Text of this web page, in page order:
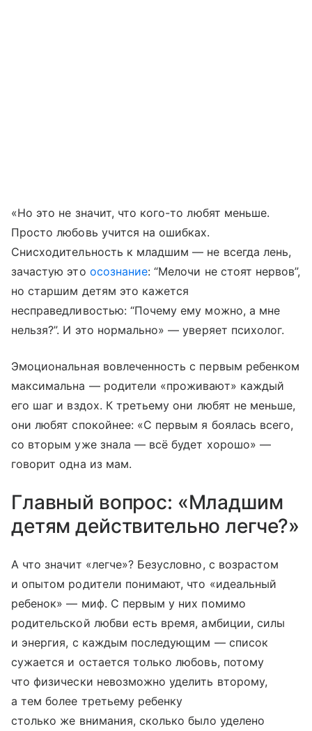
«Но это не значит, что кого-то любят меньше.
Просто любовь учится на ошибках.
Снисходительность к младшим — не всегда лень,
зачастую это осознание: “Мелочи не стоят нервов”,
но старшим детям это кажется
несправедливостью: “Почему ему можно, а мне
нельзя?”. И это нормально» — уверяет психолог.
Эмоциональная вовлеченность с первым ребенком
максимальна — родители «проживают» каждый
его шаг и вздох. К третьему они любят не меньше,
они любят спокойнее: «С первым я боялась всего,
со вторым уже знала — всё будет хорошо» —
говорит одна из мам.
Главный вопрос: «Младшим
детям действительно легче?»
А что значит «легче»? Безусловно, с возрастом
и опытом родители понимают, что «идеальный
ребенок» — миф. С первым у них помимо
родительской любви есть время, амбиции, силы
и энергия, с каждым последующим — список
сужается и остается только любовь, потому
что физически невозможно уделить второму,
а тем более третьему ребенку
столько же внимания, сколько было уделено